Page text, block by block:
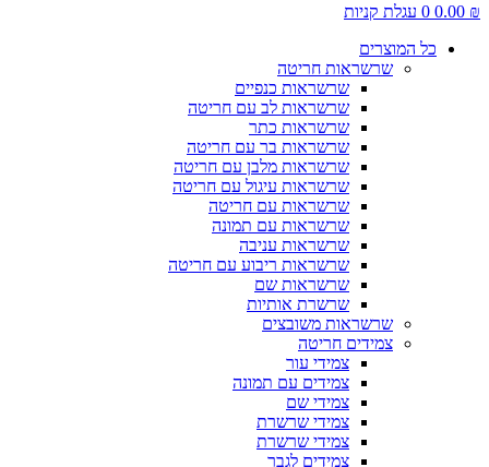
0.00 ₪
0 עגלת קניות
כל המוצרים
שרשראות חריטה
שרשראות כנפיים
שרשראות לב עם חריטה
שרשראות כתר
שרשראות בר עם חריטה
שרשראות מלבן עם חריטה
שרשראות עיגול עם חריטה
שרשראות עם חריטה
שרשראות עם תמונה
שרשראות עניבה
שרשראות ריבוע עם חריטה
שרשראות שם
שרשרת אותיות
שרשראות משובצים
צמידים חריטה
צמידי עור
צמידים עם תמונה
צמידי שם
צמידי שרשרת
צמידי שרשרת
צמידים לגבר